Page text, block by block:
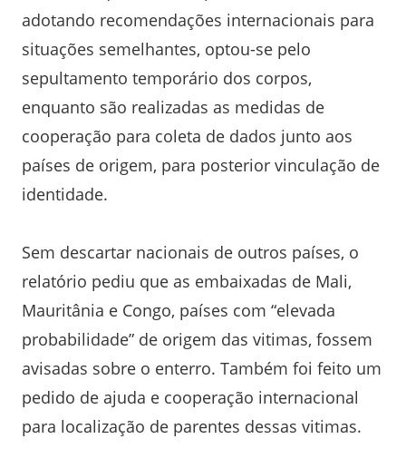
adotando recomendações internacionais para
situações semelhantes, optou-se pelo
sepultamento temporário dos corpos,
enquanto são realizadas as medidas de
cooperação para coleta de dados junto aos
países de origem, para posterior vinculação de
identidade.
Sem descartar nacionais de outros países, o
relatório pediu que as embaixadas de Mali,
Mauritânia e Congo, países com “elevada
probabilidade” de origem das vitimas, fossem
avisadas sobre o enterro. Também foi feito um
pedido de ajuda e cooperação internacional
para localização de parentes dessas vitimas.